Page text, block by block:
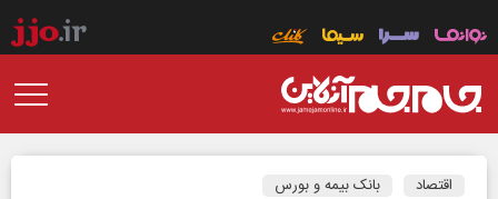
اقتصاد بانک بیمه و بورس